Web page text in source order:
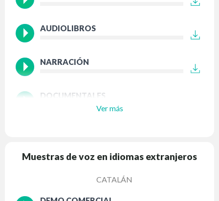
AUDIOLIBROS
NARRACIÓN
DOCUMENTALES
Ver más
Muestras de voz en idiomas extranjeros
CATALÁN